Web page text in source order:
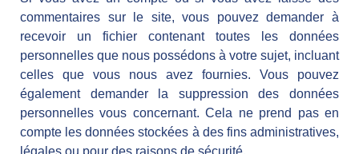
commentaires sur le site, vous pouvez demander à
recevoir un fichier contenant toutes les données
personnelles que nous possédons à votre sujet, incluant
celles que vous nous avez fournies. Vous pouvez
également demander la suppression des données
personnelles vous concernant. Cela ne prend pas en
compte les données stockées à des fins administratives,
légales ou pour des raisons de sécurité.